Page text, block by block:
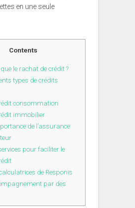
en une seule
Contents
que le rachat de crédit ?
types de crédits
consommation
immobilier
de l’assurance
pour faciliter le
de Responis
par des